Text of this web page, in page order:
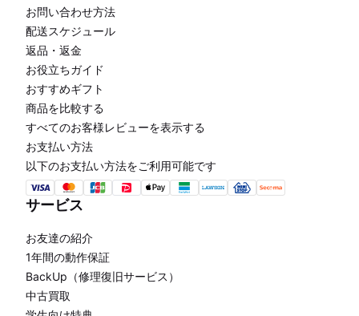
お問い合わせ方法
配送スケジュール
返品・返金
お役立ちガイド
おすすめギフト
商品を比較する
すべてのお客様レビューを表示する
お支払い方法
以下のお支払い方法をご利用可能です
サービス
お友達の紹介
1年間の動作保証
BackUp（修理復旧サービス）
中古買取